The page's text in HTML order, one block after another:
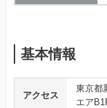
基本情報
アクセス
東京都
エア